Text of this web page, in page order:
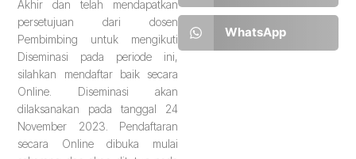
Akhir dan telah mendapatkan
persetujuan dari dosen
Pembimbing untuk mengikuti
Diseminasi pada periode ini,
silahkan mendaftar baik secara
Online. Diseminasi akan
dilaksanakan pada tanggal 24
November 2023. Pendaftaran
secara Online dibuka mulai
WhatsApp